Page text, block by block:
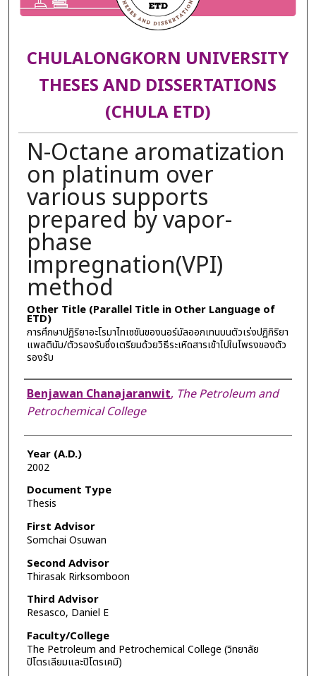
CHULALONGKORN UNIVERSITY
THESES AND DISSERTATIONS
(CHULA ETD)
N-Octane aromatization
on platinum over
various supports
prepared by vapor-
phase
impregnation(VPI)
method
Other Title (Parallel Title in Other Language of
ETD)
การศึกษาปฏิริยาอะโรมาไทเซชันของนอร์มัลออกเทนบนตัวเร่งปฏิกิริยา
แพลตินัม/ตัวรองรับซึ่งเตรียมด้วยวิธีระเหิดสารเข้าไปในโพรงของตัว
รองรับ
Author
Benjawan Chanajaranwit, The Petroleum and
Petrochemical College
Year (A.D.)
2002
Document Type
Thesis
First Advisor
Somchai Osuwan
Second Advisor
Thirasak Rirksomboon
Third Advisor
Resasco, Daniel E
Faculty/College
The Petroleum and Petrochemical College (วิทยาลัย
ปิโตรเลียมและปิโตรเคมี)